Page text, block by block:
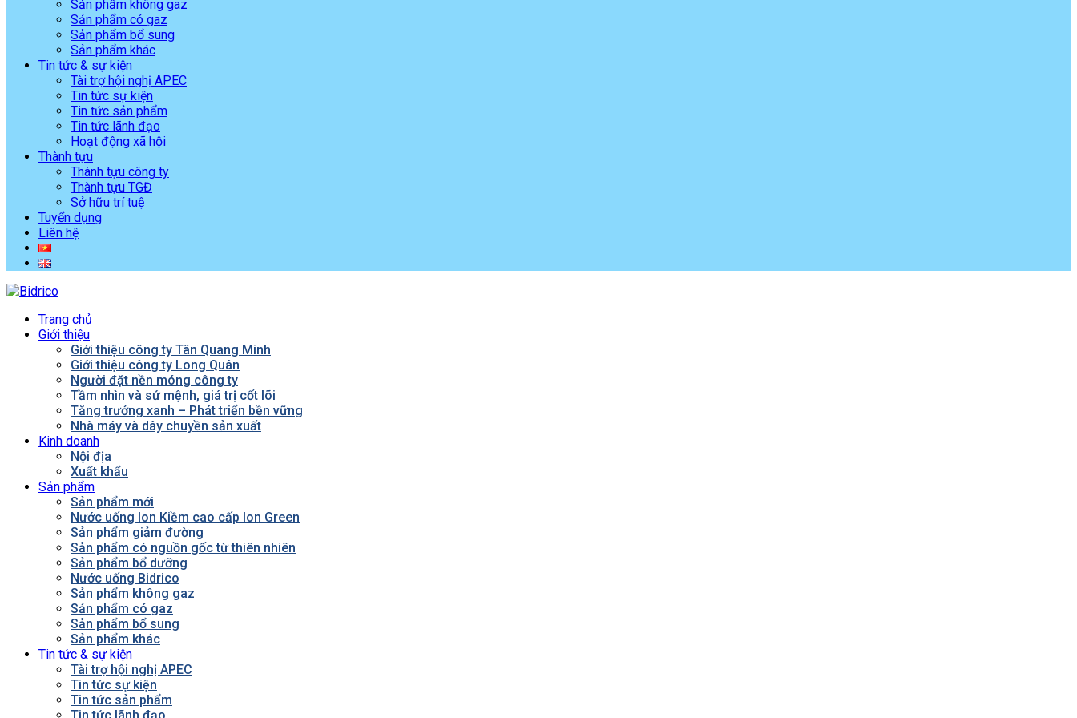
Sản phẩm không gaz
Sản phẩm có gaz
Sản phẩm bổ sung
Sản phẩm khác
Tin tức & sự kiện
Tài trợ hội nghị APEC
Tin tức sự kiện
Tin tức sản phẩm
Tin tức lãnh đạo
Hoạt động xã hội
Thành tựu
Thành tựu công ty
Thành tựu TGĐ
Sở hữu trí tuệ
Tuyển dụng
Liên hệ
Trang chủ
Giới thiệu
Giới thiệu công ty Tân Quang Minh
Giới thiệu công ty Long Quân
Người đặt nền móng công ty
Tầm nhìn và sứ mệnh, giá trị cốt lõi
Tăng trưởng xanh – Phát triển bền vững
Nhà máy và dây chuyền sản xuất
Kinh doanh
Nội địa
Xuất khẩu
Sản phẩm
Sản phẩm mới
Nước uống Ion Kiềm cao cấp Ion Green
Sản phẩm giảm đường
Sản phẩm có nguồn gốc từ thiên nhiên
Sản phẩm bổ dưỡng
Nước uống Bidrico
Sản phẩm không gaz
Sản phẩm có gaz
Sản phẩm bổ sung
Sản phẩm khác
Tin tức & sự kiện
Tài trợ hội nghị APEC
Tin tức sự kiện
Tin tức sản phẩm